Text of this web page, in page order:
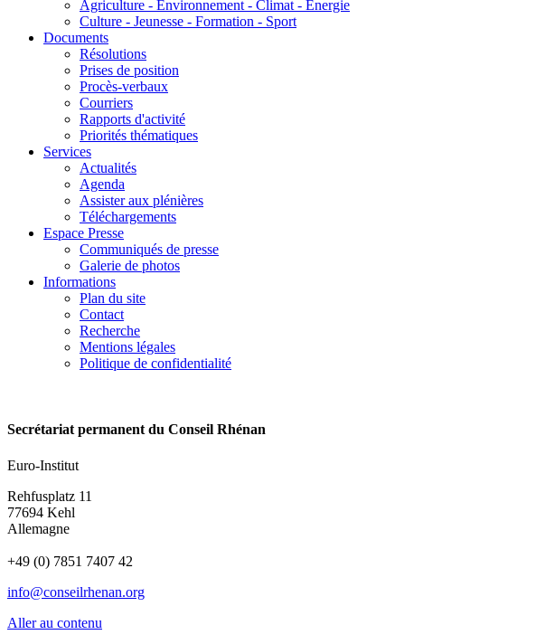
Agriculture - Environnement - Climat - Energie
Culture - Jeunesse - Formation - Sport
Documents
Résolutions
Prises de position
Procès-verbaux
Courriers
Rapports d'activité
Priorités thématiques
Services
Actualités
Agenda
Assister aux plénières
Téléchargements
Espace Presse
Communiqués de presse
Galerie de photos
Informations
Plan du site
Contact
Recherche
Mentions légales
Politique de confidentialité
Secrétariat permanent du Conseil Rhénan
Euro-Institut
Rehfusplatz 11
77694 Kehl
Allemagne
+49 (0) 7851 7407 42
info@conseilrhenan.org
Aller au contenu